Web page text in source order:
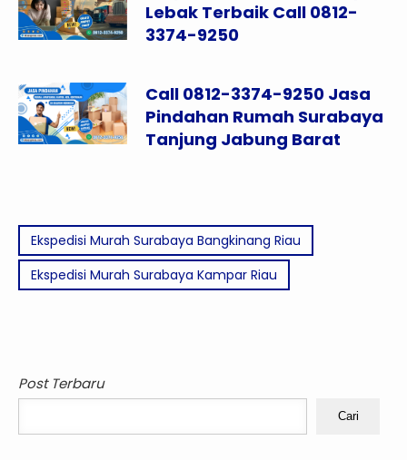
Lebak Terbaik Call 0812-
3374-9250
Call 0812-3374-9250 Jasa
Pindahan Rumah Surabaya
Tanjung Jabung Barat
Ekspedisi Murah Surabaya Bangkinang Riau
Ekspedisi Murah Surabaya Kampar Riau
Post Terbaru
Cari